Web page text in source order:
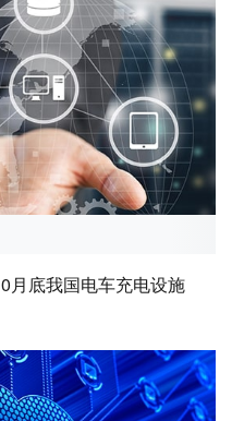
月底我国电车充电设施